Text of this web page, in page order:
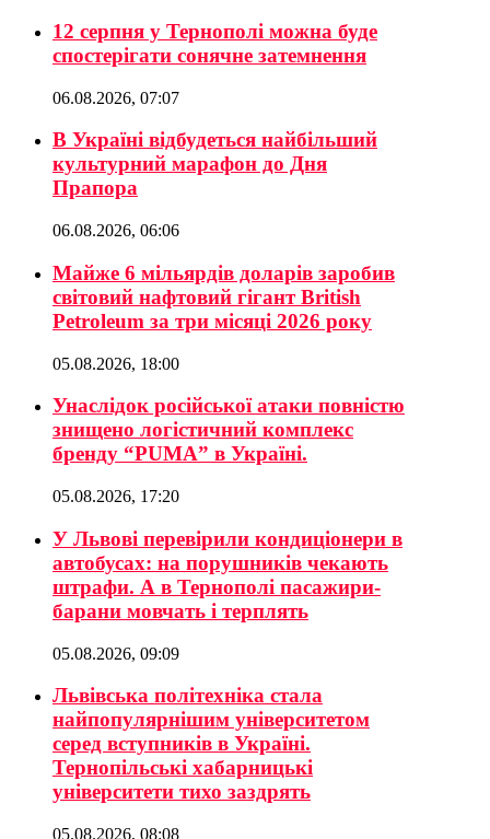
12 серпня у Тернополі можна буде
спостерігати сонячне затемнення
06.08.2026, 07:07
В Україні відбудеться найбільший
культурний марафон до Дня
Прапора
06.08.2026, 06:06
Майже 6 мільярдів доларів заробив
світовий нафтовий гігант British
Petroleum за три місяці 2026 року
05.08.2026, 18:00
Унаслідок російської атаки повністю
знищено логістичний комплекс
бренду “PUMA” в Україні.
05.08.2026, 17:20
У Львові перевірили кондиціонери в
автобусах: на порушників чекають
штрафи. А в Тернополі пасажири-
барани мовчать і терплять
05.08.2026, 09:09
Львівська політехніка стала
найпопулярнішим університетом
серед вступників в Україні.
Тернопільські хабарницькі
університети тихо заздрять
05.08.2026, 08:08